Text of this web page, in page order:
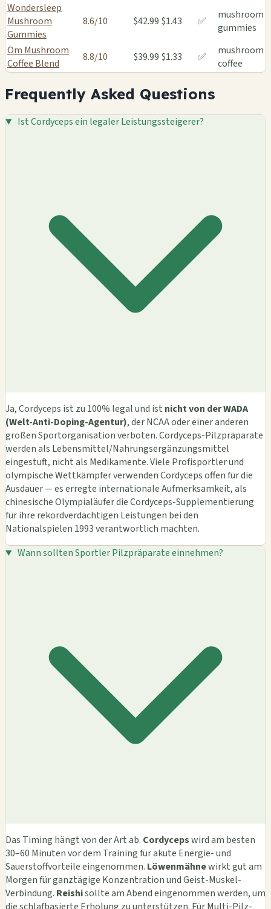
Wondersleep
Mushroom
Gummies
8.6/10 $42.99 $1.43 ✅
mushroom
gummies
Om Mushroom
Coffee Blend
8.8/10 $39.99 $1.33 ✅
mushroom
coffee
Frequently Asked Questions
Ist Cordyceps ein legaler Leistungssteigerer?
Ja, Cordyceps ist zu 100% legal und ist nicht von der WADA
(Welt-Anti-Doping-Agentur), der NCAA oder einer anderen
großen Sportorganisation verboten. Cordyceps-Pilzpräparate
werden als Lebensmittel/Nahrungsergänzungsmittel
eingestuft, nicht als Medikamente. Viele Profisportler und
olympische Wettkämpfer verwenden Cordyceps offen für die
Ausdauer — es erregte internationale Aufmerksamkeit, als
chinesische Olympialäufer die Cordyceps-Supplementierung
für ihre rekordverdächtigen Leistungen bei den
Nationalspielen 1993 verantwortlich machten.
Wann sollten Sportler Pilzpräparate einnehmen?
Das Timing hängt von der Art ab. Cordycepswird am besten
30–60 Minuten vor dem Training für akute Energie- und
Sauerstoffvorteile eingenommen. Löwenmähnewirkt gut am
Morgen für ganztägige Konzentration und Geist-Muskel-
Verbindung. Reishisollte am Abend eingenommen werden, um